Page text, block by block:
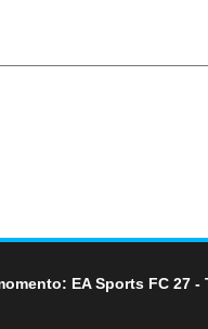
EA Sports FC 27 -